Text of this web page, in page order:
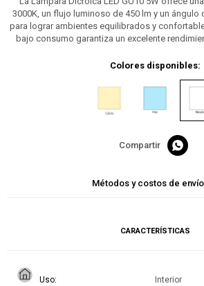
3000K, un flujo luminoso de 450 lm y un ángulo
para lograr ambientes equilibrados y
bajo consumo garantiza un excelente
Colores disponibles:

Métodos y costos de envío
CARACTERÍSTICAS
Uso Interior